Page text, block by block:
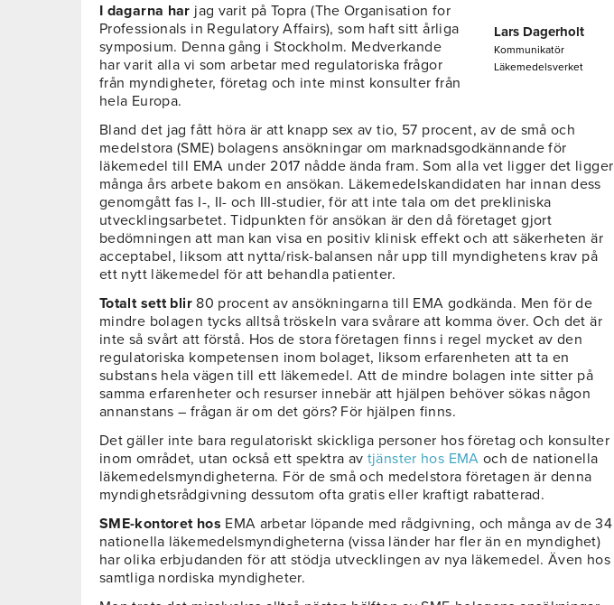
Lars Dagerholt
Kommunikatör
Läkemedelsverket
I dagarna har jag varit på Topra (The Organisation for
Professionals in Regulatory Affairs), som haft sitt årliga
symposium. Denna gång i Stockholm. Medverkande
har varit alla vi som arbetar med regulatoriska frågor
från myndigheter, företag och inte minst konsulter från
hela Europa.
Bland det jag fått höra är att knapp sex av tio, 57 procent, av de små och
medelstora (SME) bolagens ansökningar om marknadsgodkännande för
läkemedel till EMA under 2017 nådde ända fram. Som alla vet ligger det ligger
många års arbete bakom en ansökan. Läkemedelskandidaten har innan dess
genomgått fas I-, II- och III-studier, för att inte tala om det prekliniska
utvecklingsarbetet. Tidpunkten för ansökan är den då företaget gjort
bedömningen att man kan visa en positiv klinisk effekt och att säkerheten är
acceptabel, liksom att nytta/risk-balansen når upp till myndighetens krav på
ett nytt läkemedel för att behandla patienter.
Totalt sett blir80 procent av ansökningarna till EMA godkända. Men för de
mindre bolagen tycks alltså tröskeln vara svårare att komma över. Och det är
inte så svårt att förstå. Hos de stora företagen finns i regel mycket av den
regulatoriska kompetensen inom bolaget, liksom erfarenheten att ta en
substans hela vägen till ett läkemedel. Att de mindre bolagen inte sitter på
samma erfarenheter och resurser innebär att hjälpen behöver sökas någon
annanstans – frågan är om det görs? För hjälpen finns.
Det gäller inte bara regulatoriskt skickliga personer hos företag och konsulter
inom området, utan också ett spektra av tjänster hos EMA och de nationella
läkemedelsmyndigheterna. För de små och medelstora företagen är denna
myndighetsrådgivning dessutom ofta gratis eller kraftigt rabatterad.
SME-kontoret hos EMA arbetar löpande med rådgivning, och många av de 34
nationella läkemedelsmyndigheterna (vissa länder har fler än en myndighet)
har olika erbjudanden för att stödja utvecklingen av nya läkemedel. Även hos
samtliga nordiska myndigheter.